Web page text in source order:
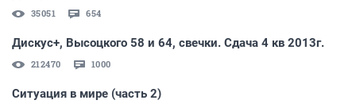
35051 654
Дискус+, Высоцкого 58 и 64, свечки. Сдача 4 кв 2013г.
212470 1000
Ситуация в мире (часть 2)